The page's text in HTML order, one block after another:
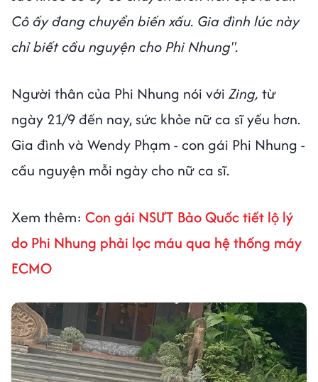
Cô ấy đang chuyển biến xấu. Gia đình lúc này
chỉ biết cầu nguyện cho Phi Nhung".
Người thân của Phi Nhung nói với Zing, từ
ngày 21/9 đến nay, sức khỏe nữ ca sĩ yếu hơn.
Gia đình và Wendy Phạm - con gái Phi Nhung -
cầu nguyện mỗi ngày cho nữ ca sĩ.
Xem thêm: Con gái NSƯT Bảo Quốc tiết lộ lý
do Phi Nhung phải lọc máu qua hệ thống máy
ECMO